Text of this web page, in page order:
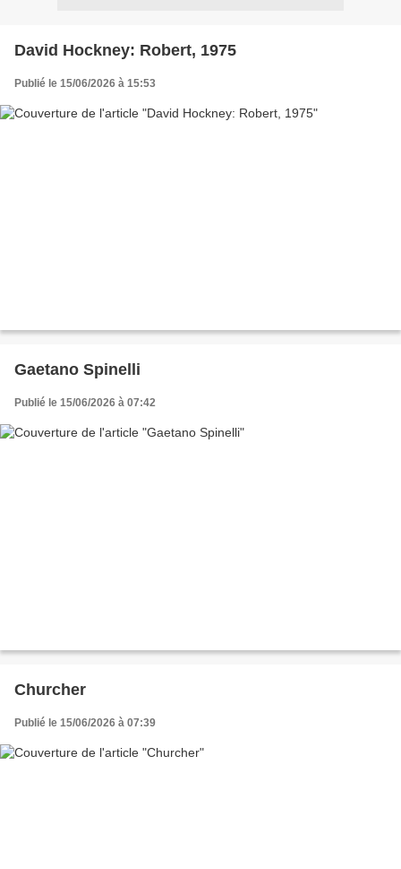
David Hockney: Robert, 1975
Publié le 15/06/2026 à 15:53
Gaetano Spinelli
Publié le 15/06/2026 à 07:42
Churcher
Publié le 15/06/2026 à 07:39